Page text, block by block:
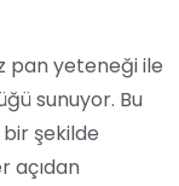
pan yeteneği ile
sunuyor. Bu
bir şekilde
açıdan